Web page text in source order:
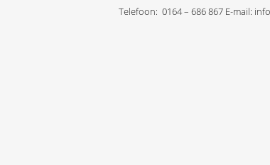
Telefoon: 0164 – 686 867 E-mail: